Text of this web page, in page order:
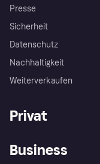
Presse
Sicherheit
Datenschutz
Nachhaltigkeit
Weiterverkaufen
Privat
Business